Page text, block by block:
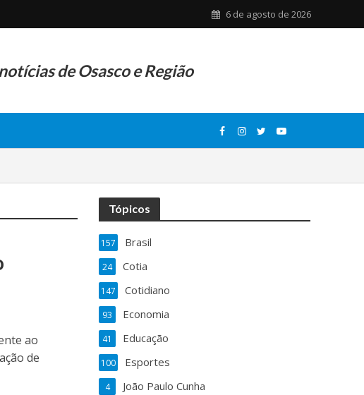
6 de agosto de 2026
de Osasco e Região
ao
de
Tópicos
Brasil
157
Cotia
24
Cotidiano
147
Economia
93
Educação
41
Esportes
100
João Paulo Cunha
4